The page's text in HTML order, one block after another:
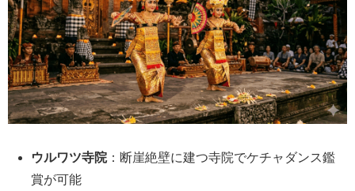
ウルワツ寺院：断崖絶壁に建つ寺院でケチャダンス鑑
賞が可能